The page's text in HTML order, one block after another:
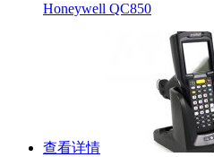
Honeywell QC850
查看详情